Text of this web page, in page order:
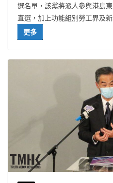
選名單，該黨將派人參與港島
直選，加上功能組別勞工界及
更多